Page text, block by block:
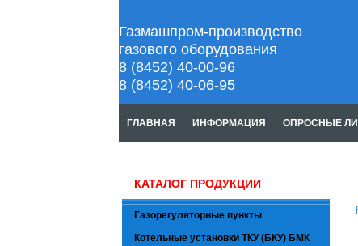
Газмашпром-производство
газового оборудования
8 (8452) 40-00-96
8 (8452) 40-06-95
ГЛАВНАЯ ИНФОРМАЦИЯ ОПРОСНЫЕ
КАТАЛОГ ПРОДУКЦИИ
Газорегуляторные пункты
Котельные установки ТКУ (БКУ) БМК